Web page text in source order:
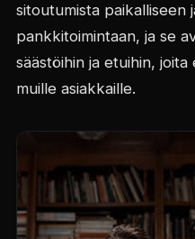
sitoutumista paikalliseen
pankkitoimintaan, ja se
säästöihin ja etuihin,
muille asiakkaille.